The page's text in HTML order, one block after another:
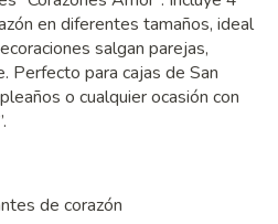
en diferentes tamaños, ideal
salgan parejas,
Perfecto para cajas de San
o cualquier ocasión con
de corazón